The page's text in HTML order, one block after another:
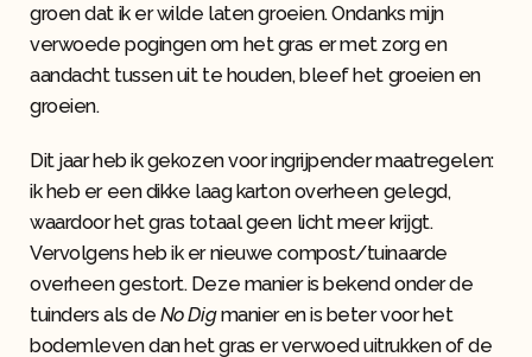
groen dat ik er wilde laten groeien. Ondanks mijn
verwoede pogingen om het gras er met zorg en
aandacht tussen uit te houden, bleef het groeien en
groeien.
Dit jaar heb ik gekozen voor ingrijpender maatregelen:
ik heb er een dikke laag karton overheen gelegd,
waardoor het gras totaal geen licht meer krijgt.
Vervolgens heb ik er nieuwe compost/tuinaarde
overheen gestort. Deze manier is bekend onder de
tuinders als de No Digmanier en is beter voor het
bodemleven dan het gras er verwoed uitrukken of de